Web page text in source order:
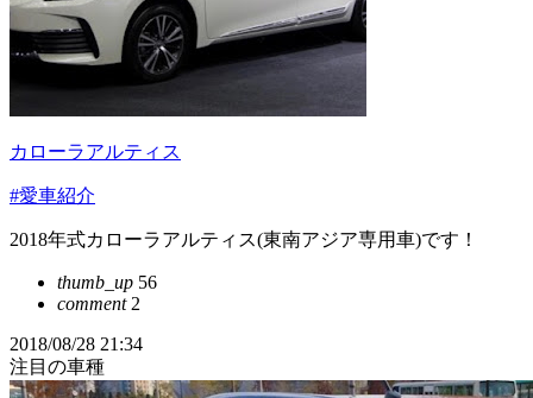
カローラアルティス
#愛車紹介
2018年式カローラアルティス(東南アジア専用車)です！
thumb_up 56
comment2
2018/08/28 21:34
注目の車種